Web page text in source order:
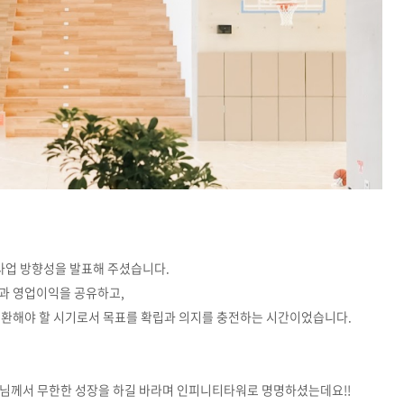
방향성을 발표해 주셨습니다.
영업이익을 공유하고,
해야 할 시기로서 목표를 확립과 의지를 충전하는 시간이었습니다.
께서 무한한 성장을 하길 바라며 인피니티타워로 명명하셨는데요!!